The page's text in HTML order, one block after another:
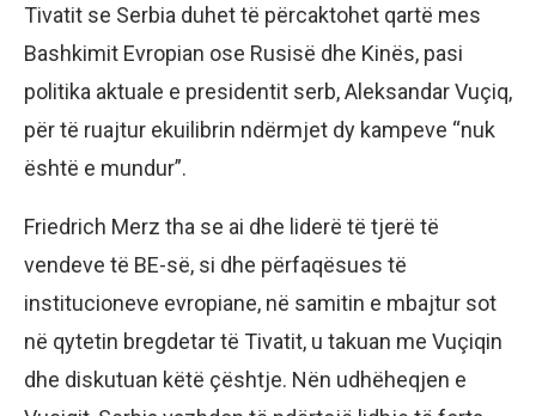
Tivatit se Serbia duhet të përcaktohet qartë mes
Bashkimit Evropian ose Rusisë dhe Kinës, pasi
politika aktuale e presidentit serb, Aleksandar Vuçiq,
për të ruajtur ekuilibrin ndërmjet dy kampeve “nuk
është e mundur”.
Friedrich Merz tha se ai dhe liderë të tjerë të
vendeve të BE-së, si dhe përfaqësues të
institucioneve evropiane, në samitin e mbajtur sot
në qytetin bregdetar të Tivatit, u takuan me Vuçiqin
dhe diskutuan këtë çështje. Nën udhëheqjen e